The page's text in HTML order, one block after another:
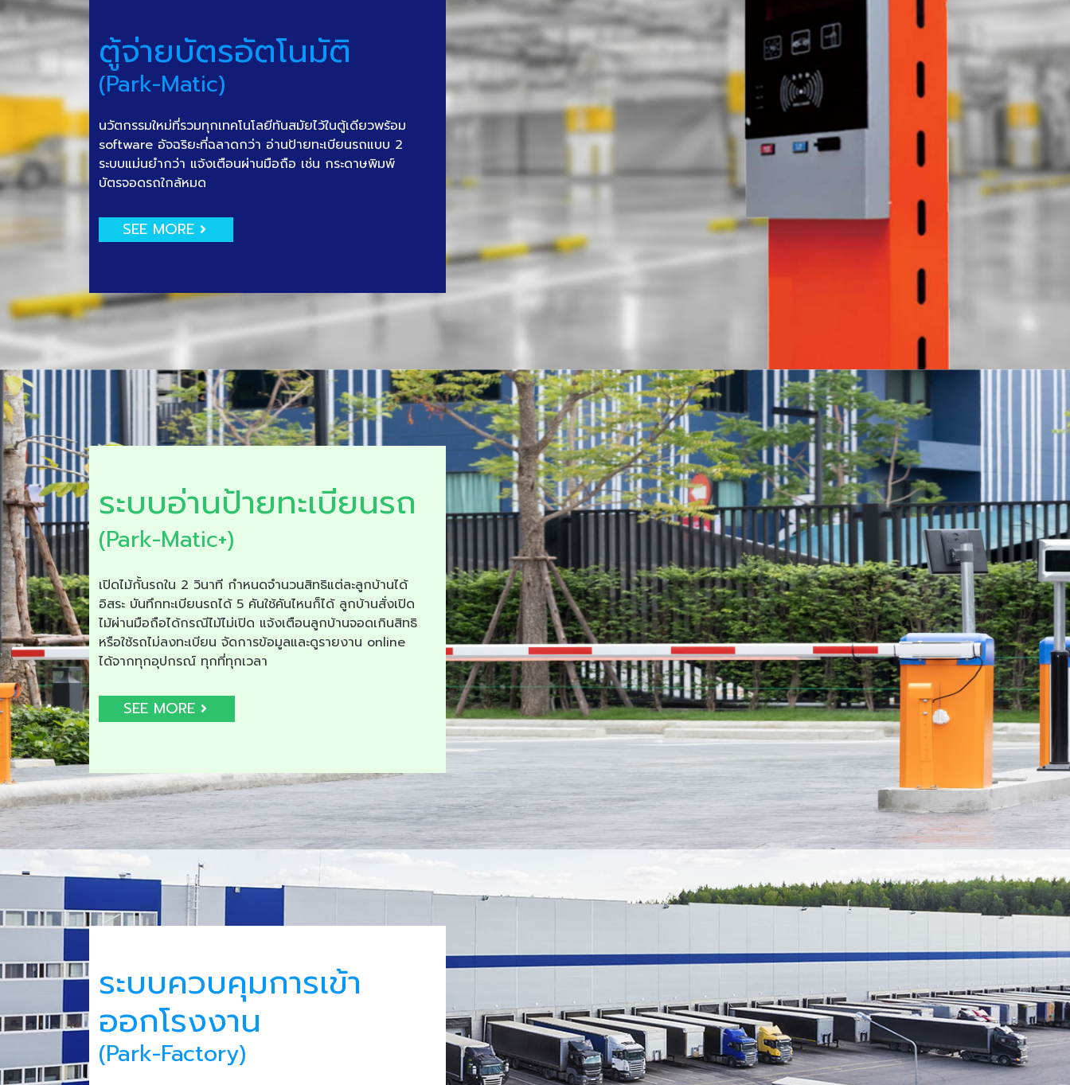
ตู้จ่ายบัตรอัตโนมัติ
(Park-Matic)
นวัตกรรมใหม่ที่รวมทุกเทคโนโลยีทันสมัยไว้ในตู้เดียวพร้อม
software อัจฉริยะที่ฉลาดกว่า อ่านป้ายทะเบียนรถแบบ 2
ระบบแม่นยำกว่า แจ้งเตือนผ่านมือถือ เช่น กระดาษพิมพ์
บัตรจอดรถใกล้หมด
SEE MORE
ระบบอ่านป้ายทะเบียนรถ
(Park-Matic+)
เปิดไม้กั้นรถใน 2 วินาที กำหนดจำนวนสิทธิแต่ละลูกบ้านได้
อิสระ บันทึกทะเบียนรถได้ 5 คันใช้คันไหนก็ได้ ลูกบ้านสั่งเปิด
ไม้ผ่านมือถือได้กรณีไม้ไม่เปิด แจ้งเตือนลูกบ้านจอดเกินสิทธิ
หรือใช้รถไม่ลงทะเบียน จัดการข้อมูลและดูรายงาน online
ได้จากทุกอุปกรณ์ ทุกที่ทุกเวลา
SEE MORE
ระบบควบคุมการเข้า
ออกโรงงาน
(Park-Factory)